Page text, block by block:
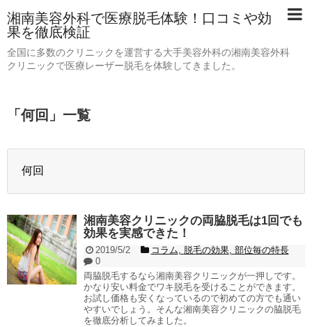
湘南美容外科で医療脱毛体験！口コミや効
果を徹底検証
全国に多数のクリニックを運営する大手美容外科の湘南美容外科
クリニックで医療レーザー脱毛を体験してきました。
「 何回 」 一覧
何回
湘南美容クリニックの両脇脱毛は1回でも
効果を実感できた！
2019/5/2 コラム, 脱毛の効果, 部位毎の特長
0
両脇脱毛するなら湘南美容クリニックが一押しです。
かなり安い料金でワキ脱毛を受けることができます。
お試し価格も安くなっているので初めての方でも通い
やすいでしょう。そんな湘南美容クリニックの脇脱毛
を徹底分析してみました。